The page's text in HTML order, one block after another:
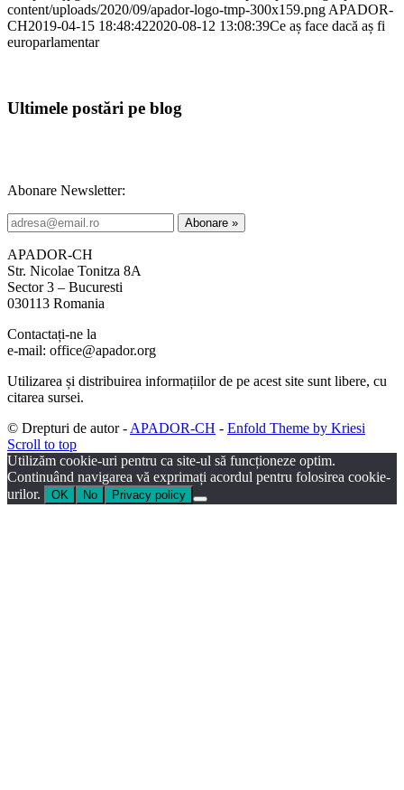
content/uploads/2020/09/apador-logo-tmp-300x159.png APADOR-
CH2019-04-15 18:48:422020-08-12 13:08:39Ce aș face dacă aș fi
europarlamentar
Ultimele postări pe blog
Abonare Newsletter:
APADOR-CH
Str. Nicolae Tonitza 8A
Sector 3 – Bucuresti
030113 Romania
Contactați-ne la
e-mail: office@apador.org
Utilizarea și distribuirea informațiilor de pe acest site sunt libere, cu
citarea sursei.
© Drepturi de autor - APADOR-CH - Enfold Theme by Kriesi
Scroll to top
Utilizăm cookie-uri pentru ca site-ul să funcționeze optim.
Continuând navigarea vă exprimați acordul pentru folosirea cookie-
urilor.
OK No Privacy policy